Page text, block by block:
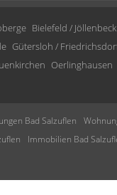
Bielefeld / Jöllenbeck
Gütersloh /
Oerlinghausen
Bad Salzuflen
Immobilien Bad